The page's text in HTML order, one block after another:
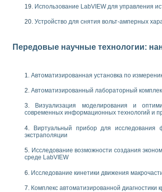
«Моделирование систем» и «Автоматизация
информационно-измерительным системам (ИИС)
теории Коммутации
работы «Имитационное моделирование
национального проекта «Образование» технологий
практикумов на кафедре
образования и подготовки преподавателей для
практикума по электронике кафедры
частотного анализа для LabWindows/CVI и
«Технологии NATIONAL INSTRUMENTS» в
программе «Прикладная физика и физическая
постоянного тока
ИИС на базе оборудования NI CompactDAQ
Использование LabVIEW для управления
Устройство для снятия вольт-амперных
Передовые научные технологии:
Автоматизированная установка по
Автоматизированный лабораторный
Визуализация моделирования и
современных информационных технологий и
Виртуальный прибор для исследования
экстраполяции
Исследование возможности создания
среде LabVIEW
Исследование кинетики движения
Комплекс автоматизированной диагностики